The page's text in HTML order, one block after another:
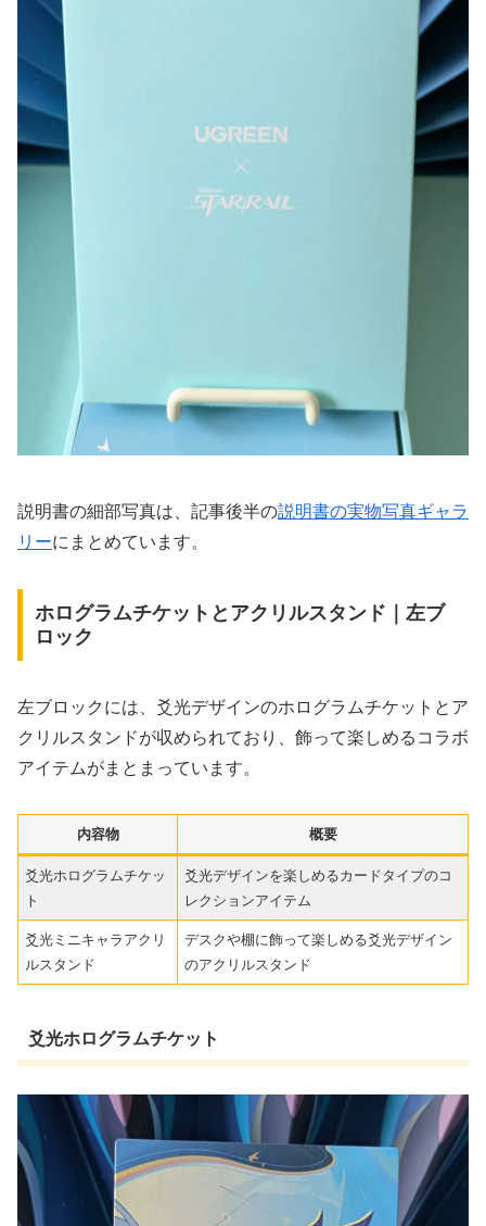
説明書の細部写真は、記事後半の説明書の実物写真ギャラ
リーにまとめています。
ホログラムチケットとアクリルスタンド｜左ブ
ロック
左ブロックには、爻光デザインのホログラムチケットとア
クリルスタンドが収められており、飾って楽しめるコラボ
アイテムがまとまっています。
内容物 概要
爻光ホログラムチケッ
ト
爻光デザインを楽しめるカードタイプのコ
レクションアイテム
爻光ミニキャラアクリ
ルスタンド
デスクや棚に飾って楽しめる爻光デザイン
のアクリルスタンド
爻光ホログラムチケット